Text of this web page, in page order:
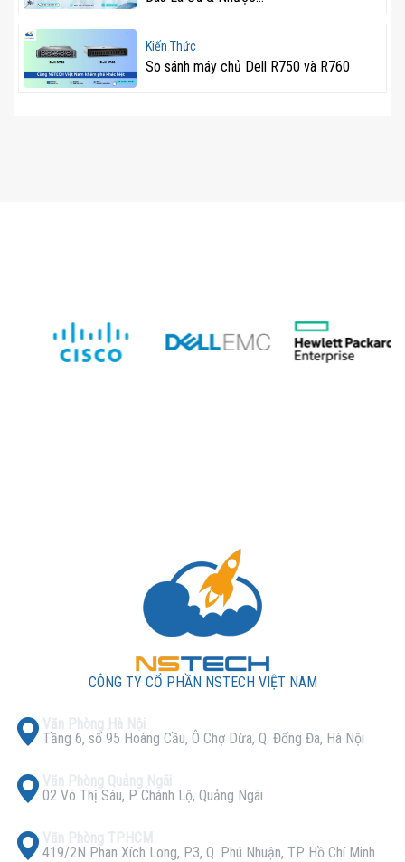
Kiến Thức
So sánh máy chủ Dell R750 và R760
CÔNG TY CỔ PHẦN NSTECH VIỆT NAM
Tầng 6, số 95 Hoàng Cầu, Ô Chợ Dừa, Q. Đống Đa, Hà Nội
02 Võ Thị Sáu, P. Chánh Lộ, Quảng Ngãi
419/2N Phan Xích Long, P.3, Q. Phú Nhuận, TP. Hồ Chí Minh